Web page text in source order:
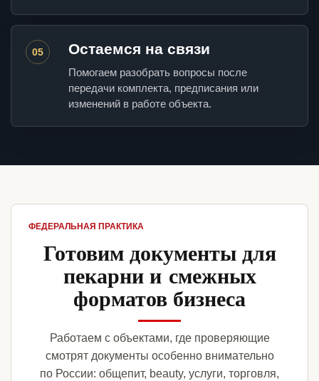
05 Остаемся на связи
Помогаем разобрать вопросы после
передачи комплекта, предписания или
изменений в работе объекта.
ФЕДЕРАЛЬНАЯ ПРАКТИКА
Готовим документы для
пекарни и смежных
форматов бизнеса
Работаем с объектами, где проверяющие
смотрят документы особенно внимательно
по России: общепит, beauty, услуги, торговля,